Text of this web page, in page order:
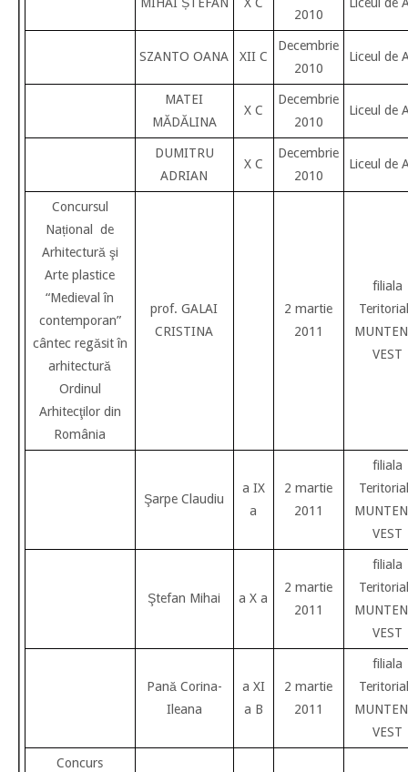
2010
SZANTO OANA XII C
Decembrie
2010
Liceul de
MATEI
MĂDĂLINA
X C
Decembrie
2010
Liceul de
DUMITRU
ADRIAN
X C
Decembrie
2010
Liceul de
Concursul
Național de
Arhitectură şi
Arte plastice
“Medieval în
contemporan”
cântec regăsit în
arhitectură
Ordinul
Arhitecţilor din
România
prof. GALAI
CRISTINA
2 martie
2011
filiala
VEST
Şarpe Claudiu
a IX
a
2 martie
2011
filiala
VEST
Ştefan Mihai a X a
2 martie
2011
filiala
VEST
Pană Corina-
Ileana
a XI
a B
2 martie
2011
filiala
VEST
Concurs